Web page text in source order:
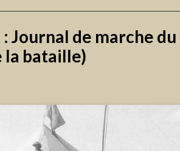
: Journal de marche du
la bataille)